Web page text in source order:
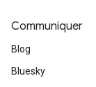
Communiquer
Blog
Bluesky